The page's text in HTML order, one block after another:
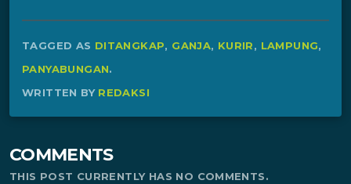
TAGGED AS DITANGKAP, GANJA, KURIR, LAMPUNG,
PANYABUNGAN.
WRITTEN BY REDAKSI
COMMENTS
THIS POST CURRENTLY HAS NO COMMENTS.